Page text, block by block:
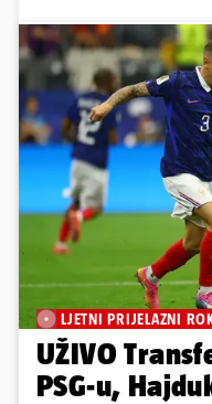
LJETNI PRIJELAZNI
UŽIVO
PSG-u,